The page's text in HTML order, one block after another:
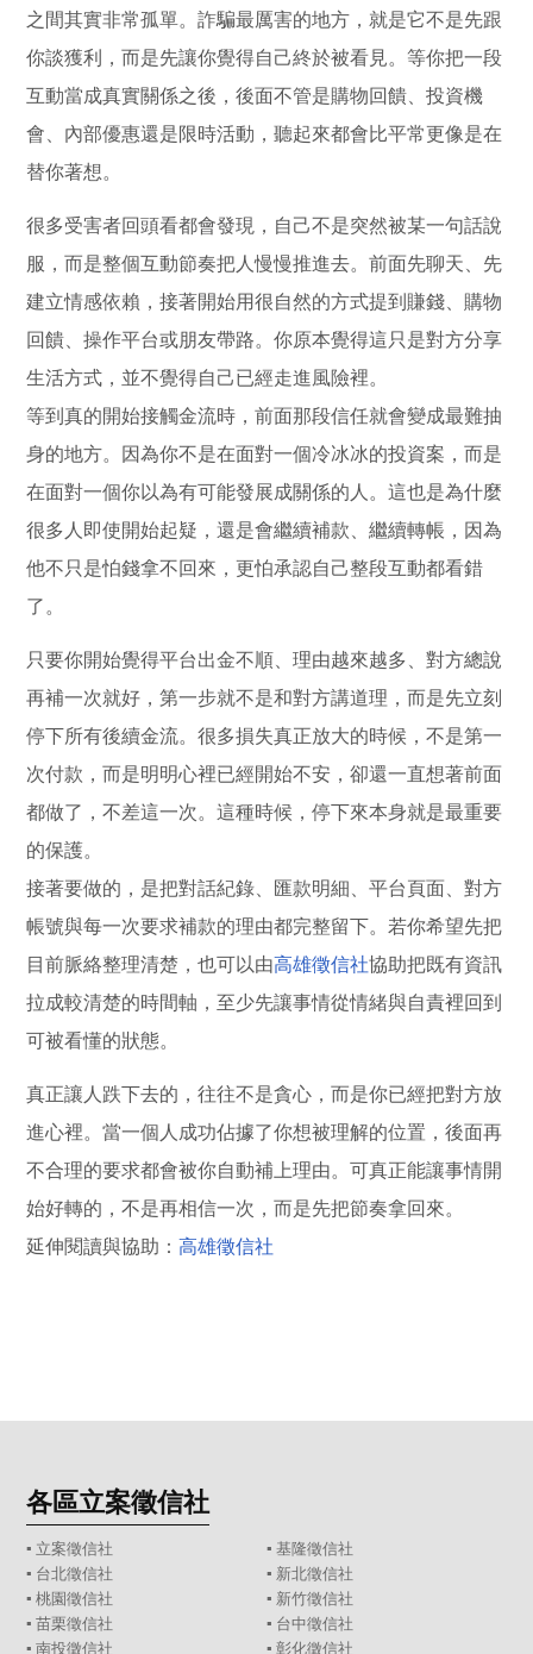
之間其實非常孤單。詐騙最厲害的地方，就是它不是先跟
你談獲利，而是先讓你覺得自己終於被看見。等你把一段
互動當成真實關係之後，後面不管是購物回饋、投資機
會、內部優惠還是限時活動，聽起來都會比平常更像是在
替你著想。
很多受害者回頭看都會發現，自己不是突然被某一句話說
服，而是整個互動節奏把人慢慢推進去。前面先聊天、先
建立情感依賴，接著開始用很自然的方式提到賺錢、購物
回饋、操作平台或朋友帶路。你原本覺得這只是對方分享
生活方式，並不覺得自己已經走進風險裡。
等到真的開始接觸金流時，前面那段信任就會變成最難抽
身的地方。因為你不是在面對一個冷冰冰的投資案，而是
在面對一個你以為有可能發展成關係的人。這也是為什麼
很多人即使開始起疑，還是會繼續補款、繼續轉帳，因為
他不只是怕錢拿不回來，更怕承認自己整段互動都看錯
了。
只要你開始覺得平台出金不順、理由越來越多、對方總說
再補一次就好，第一步就不是和對方講道理，而是先立刻
停下所有後續金流。很多損失真正放大的時候，不是第一
次付款，而是明明心裡已經開始不安，卻還一直想著前面
都做了，不差這一次。這種時候，停下來本身就是最重要
的保護。
接著要做的，是把對話紀錄、匯款明細、平台頁面、對方
帳號與每一次要求補款的理由都完整留下。若你希望先把
目前脈絡整理清楚，也可以由高雄徵信社協助把既有資訊
拉成較清楚的時間軸，至少先讓事情從情緒與自責裡回到
可被看懂的狀態。
真正讓人跌下去的，往往不是貪心，而是你已經把對方放
進心裡。當一個人成功佔據了你想被理解的位置，後面再
不合理的要求都會被你自動補上理由。可真正能讓事情開
始好轉的，不是再相信一次，而是先把節奏拿回來。
延伸閱讀與協助：高雄徵信社
各區立案徵信社
▪ 立案徵信社 ▪ 基隆徵信社
▪ 台北徵信社 ▪ 新北徵信社
▪桃園徵信社 ▪ 新竹徵信社
▪苗栗徵信社 ▪ 台中徵信社
▪南投徵信社 ▪ 彰化徵信社